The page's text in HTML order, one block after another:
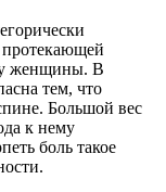
у женщины. В
тем, что
Большой вес
к нему
боль такое